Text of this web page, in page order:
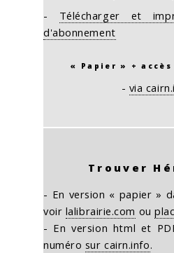
- Télécharger et
d'abonnement
« Papier » +
- via
Trouver
- En version « papier »
voir lalibrairie.com ou
- En version html et
numéro sur cairn.info.